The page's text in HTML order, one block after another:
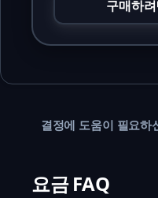
구매하
결정에 도움이 필요하
요금 FAQ